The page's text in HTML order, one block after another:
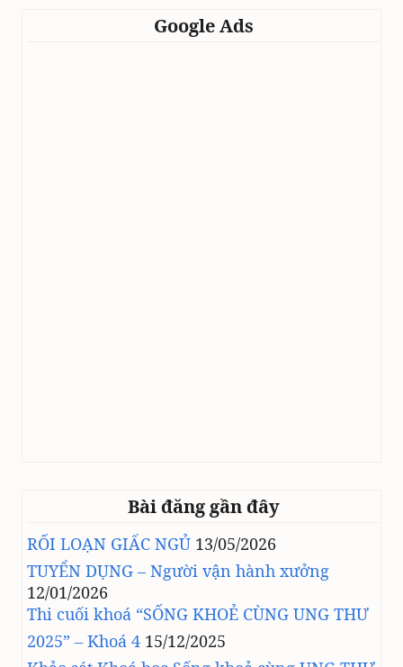
Google Ads
Bài đăng gần đây
RỐI LOẠN GIẤC NGỦ 13/05/2026
TUYỂN DỤNG – Người vận hành xưởng
12/01/2026
Thi cuối khoá “SỐNG KHOẺ CÙNG UNG THƯ
2025” – Khoá 4 15/12/2025